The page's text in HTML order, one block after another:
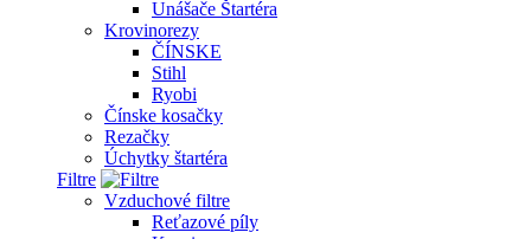
Unášače Štartéra
Krovinorezy
ČÍNSKE
Stihl
Ryobi
Čínske kosačky
Rezačky
Úchytky štartéra
Filtre
Vzduchové filtre
Reťazové píly